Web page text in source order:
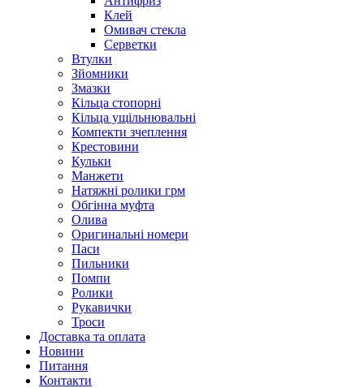
Клей
Омивач стекла
Серветки
Втулки
Зйомники
Змазки
Кільца стопорні
Кільца ущільнювальні
Компекти зчеплення
Крестовини
Кульки
Манжети
Натяжні ролики грм
Обгінна муфта
Олива
Оригинальні номери
Паси
Пильники
Помпи
Ролики
Рукавички
Троси
Доставка та оплата
Новини
Питання
Контакти